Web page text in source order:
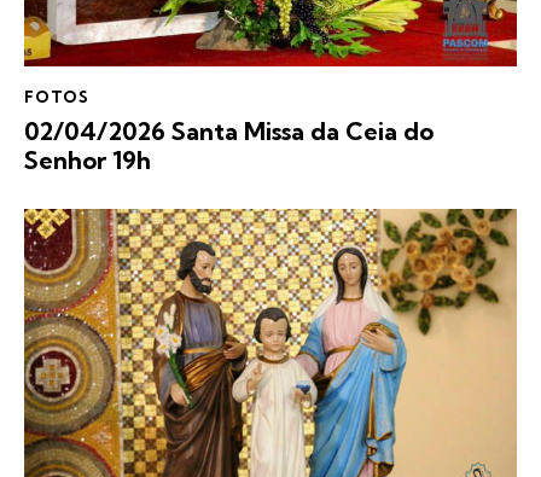
FOTOS
02/04/2026 Santa Missa da Ceia do
Senhor 19h